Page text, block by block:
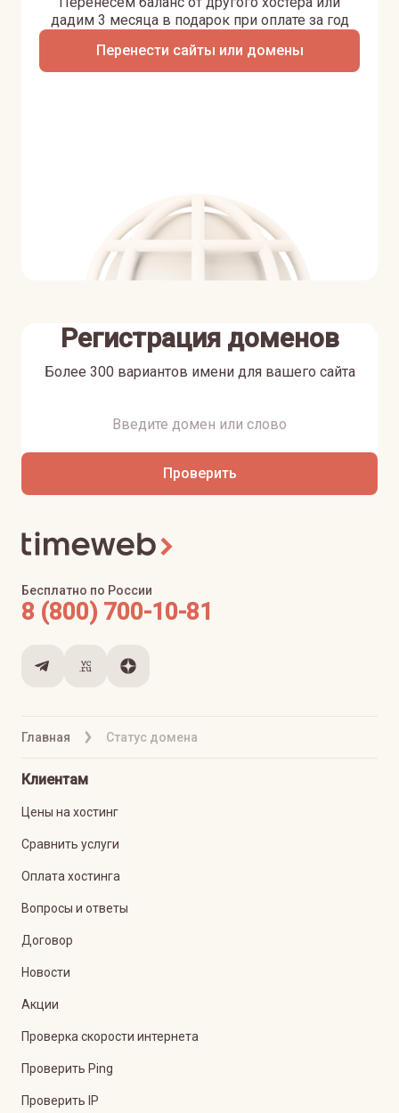
Перенести сайты или домены
дадим 3 месяца в подарок при оплате за год
Регистрация доменов
Более 300 вариантов имени для вашего сайта
Проверить
Главная Статус домена
Бесплатно по России
8 (800) 700-10-81
Клиентам
Цены на хостинг
Сравнить услуги
Оплата хостинга
Вопросы и ответы
Договор
Новости
Акции
Проверка скорости интернета
Проверить Ping
Проверить IP